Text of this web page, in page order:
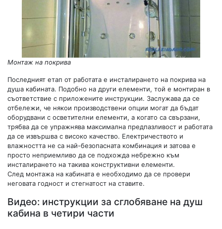
Монтаж на покрива
Последният етап от работата е инсталирането на покрива на
душа кабината. Подобно на други елементи, той е монтиран в
съответствие с приложените инструкции. Заслужава да се
отбележи, че някои производствени опции могат да бъдат
оборудвани с осветителни елементи, а когато са свързани,
трябва да се упражнява максимална предпазливост и работата
да се извършва с високо качество. Електричеството и
влажността не са най-безопасната комбинация и затова е
просто неприемливо да се подхожда небрежно към
инсталирането на такива конструктивни елементи.
След монтажа на кабината е необходимо да се провери
неговата годност и стегнатост на ставите.
Видео: инструкции за сглобяване на душ
кабина в четири части